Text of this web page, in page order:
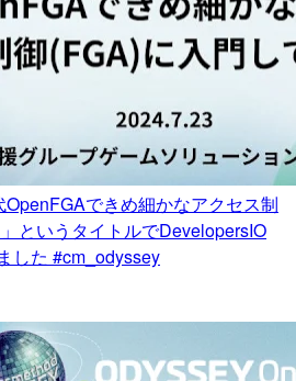
OpenFGAできめ細かなアクセス制
というタイトルでDevelopersIO
した #cm_odyssey